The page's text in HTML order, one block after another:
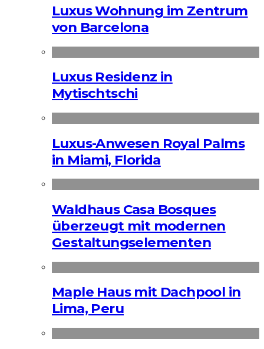
Luxus Wohnung im Zentrum
von Barcelona
Luxus Residenz in
Mytischtschi
Luxus-Anwesen Royal Palms
in Miami, Florida
Waldhaus Casa Bosques
überzeugt mit modernen
Gestaltungselementen
Maple Haus mit Dachpool in
Lima, Peru